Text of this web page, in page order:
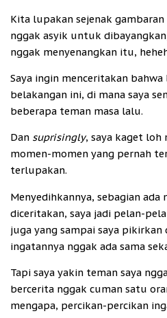
Kita lupakan sejenak gambaran
nggak asyik untuk
nggak menyenangkan itu,
Saya ingin menceritakan
belakangan ini, di mana saya
beberapa teman masa lalu.
Dan suprisingly, saya kaget loh
momen-momen yang pernah
terlupakan.
Menyedihkannya, sebagian ada
diceritakan, saya jadi pelan-
juga yang sampai saya pikirkan
ingatannya nggak ada sama
Tapi saya yakin teman saya
bercerita nggak cuman satu
mengapa, percikan-percikan